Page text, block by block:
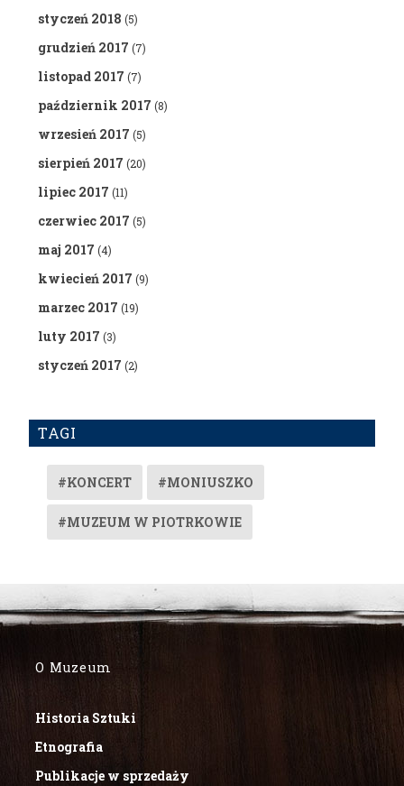
styczeń 2018 (5)
grudzień 2017 (7)
listopad 2017 (7)
październik 2017 (8)
wrzesień 2017 (5)
sierpień 2017 (20)
lipiec 2017 (11)
czerwiec 2017 (5)
maj 2017 (4)
kwiecień 2017 (9)
marzec 2017 (19)
luty 2017 (3)
styczeń 2017 (2)
TAGI
#KONCERT #MONIUSZKO
#MUZEUM W PIOTRKOWIE
O Muzeum
Historia Sztuki
Etnografia
Publikacje w sprzedaży